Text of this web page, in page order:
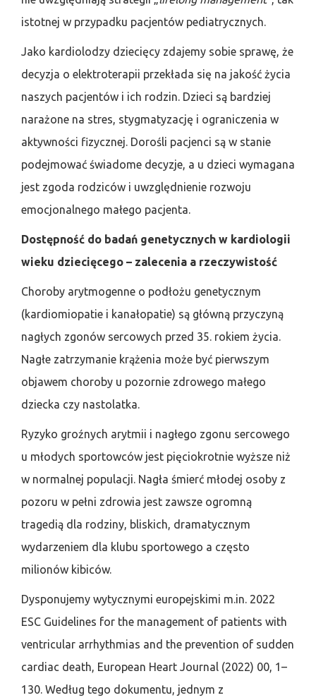
istotnej w przypadku pacjentów pediatrycznych.
Jako kardiolodzy dziecięcy zdajemy sobie sprawę, że
decyzja o elektroterapii przekłada się na jakość życia
naszych pacjentów i ich rodzin. Dzieci są bardziej
narażone na stres, stygmatyzację i ograniczenia w
aktywności fizycznej. Dorośli pacjenci są w stanie
podejmować świadome decyzje, a u dzieci wymagana
jest zgoda rodziców i uwzględnienie rozwoju
emocjonalnego małego pacjenta.
Dostępność do badań genetycznych w kardiologii
wieku dziecięcego – zalecenia a rzeczywistość
Choroby arytmogenne o podłożu genetycznym
(kardiomiopatie i kanałopatie) są główną przyczyną
nagłych zgonów sercowych przed 35. rokiem życia.
Nagłe zatrzymanie krążenia może być pierwszym
objawem choroby u pozornie zdrowego małego
dziecka czy nastolatka.
Ryzyko groźnych arytmii i nagłego zgonu sercowego
u młodych sportowców jest pięciokrotnie wyższe niż
w normalnej populacji. Nagła śmierć młodej osoby z
pozoru w pełni zdrowia jest zawsze ogromną
tragedią dla rodziny, bliskich, dramatycznym
wydarzeniem dla klubu sportowego a często
milionów kibiców.
Dysponujemy wytycznymi europejskimi m.in. 2022
ESC Guidelines for the management of patients with
ventricular arrhythmias and the prevention of sudden
cardiac death, European Heart Journal (2022) 00, 1–
130. Według tego dokumentu, jednym z